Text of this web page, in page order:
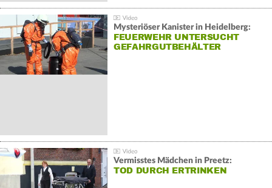
Mysteriöser Kanister in Heidelberg:
FEUERWEHR UNTERSUCHT
GEFAHRGUTBEHÄLTER
Vermisstes Mädchen in Preetz:
TOD DURCH ERTRINKEN